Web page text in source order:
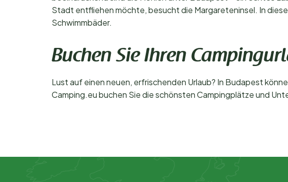
Stadt entfliehen möchte, besucht die Margareteninsel. In
Schwimmbäder.
Buchen Sie Ihren
Lust auf einen neuen, erfrischenden Urlaub? In Budapest
Camping.eu buchen Sie die schönsten Campingplätze und